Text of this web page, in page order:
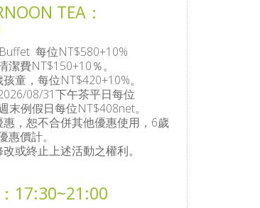
TEA：
每位NT$580+10%
潔費NT$150+10％。
童，每位NT$420+10%。
08/31下午茶平日每位
末例假日每位NT$408net。
，恕不合併其他優惠使用，6歲
惠價計。
或終止上述活動之權利。
17:30~21:00